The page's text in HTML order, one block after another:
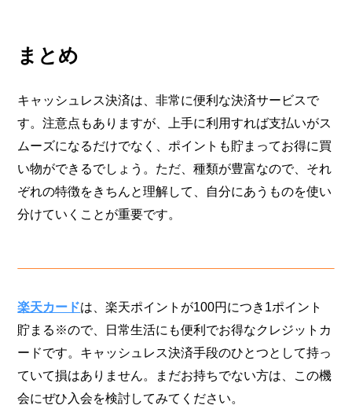
まとめ
キャッシュレス決済は、非常に便利な決済サービスで
す。注意点もありますが、上手に利用すれば支払いがス
ムーズになるだけでなく、ポイントも貯まってお得に買
い物ができるでしょう。ただ、種類が豊富なので、それ
ぞれの特徴をきちんと理解して、自分にあうものを使い
分けていくことが重要です。
楽天カードは、楽天ポイントが100円につき1ポイント
貯まる※ので、日常生活にも便利でお得なクレジットカ
ードです。キャッシュレス決済手段のひとつとして持っ
ていて損はありません。まだお持ちでない方は、この機
会にぜひ入会を検討してみてください。